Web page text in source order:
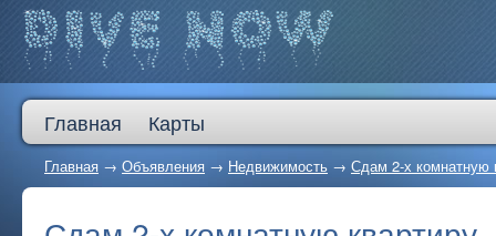
Главная Карты
Главная → Объявления → Недвижимость → Сдам 2-х комнатную